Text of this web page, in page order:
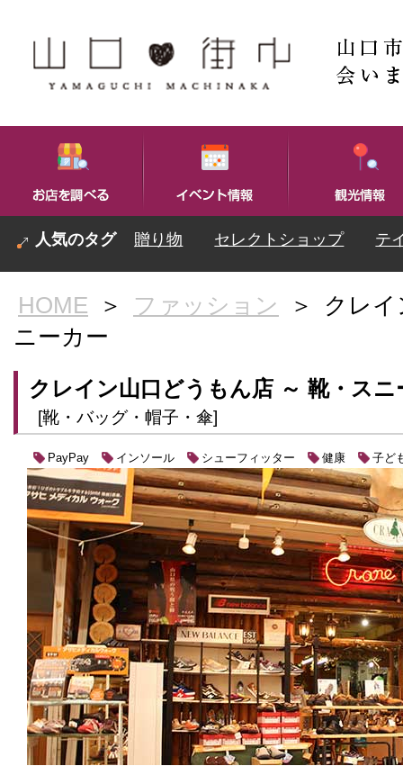
贈り物 セレクトショップ テ
HOME ＞ ファッション ＞
クレ
ニーカー
クレイン山口どうもん店 ～ 靴・スニ
[靴・バッグ・帽子・傘]
PayPay インソール シューフィッター 健康 子ど